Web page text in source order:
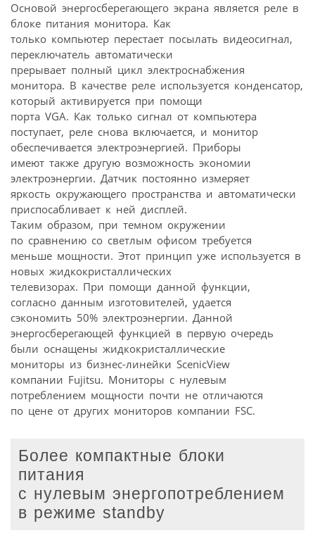
Основой энергосберегающего экрана является реле в
блоке питания монитора. Как
только компьютер перестает посылать видеосигнал,
переключатель автоматически
прерывает полный цикл электроснабжения
монитора. В качестве реле используется конденсатор,
который активируется при помощи
порта VGA. Как только сигнал от компьютера
поступает, реле снова включается, и монитор
обеспечивается электроэнергией. Приборы
имеют также другую возможность экономии
электроэнергии. Датчик постоянно измеряет
яркость окружающего пространства и автоматически
приспосабливает к ней дисплей.
Таким образом, при темном окружении
по сравнению со светлым офисом требуется
меньше мощности. Этот принцип уже используется в
новых жидкокристаллических
телевизорах. При помощи данной функции,
согласно данным изготовителей, удается
сэкономить 50% электроэнергии. Данной
энергосберегающей функцией в первую очередь
были оснащены жидкокристаллические
мониторы из бизнес-линейки ScenicView
компании Fujitsu. Мониторы с нулевым
потреблением мощности почти не отличаются
по цене от других мониторов компании FSC.
Более компактные блоки
питания
с нулевым энергопотреблением
в режиме standby